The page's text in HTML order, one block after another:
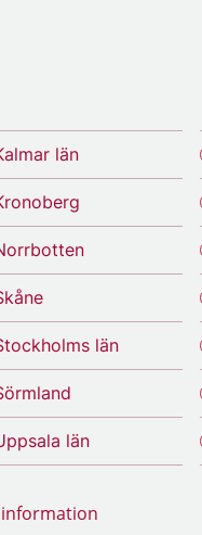
län
län
län
information